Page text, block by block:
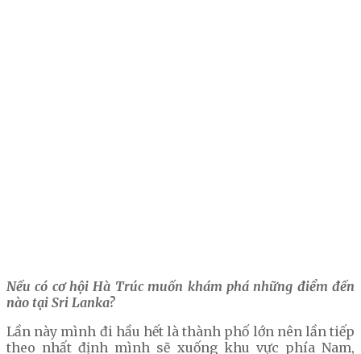
Nếu có cơ hội Hà Trúc muốn khám phá những điểm đến
nào tại Sri Lanka?
Lần này mình đi hầu hết là thành phố lớn nên lần tiếp
theo nhất định mình sẽ xuống khu vực phía Nam,